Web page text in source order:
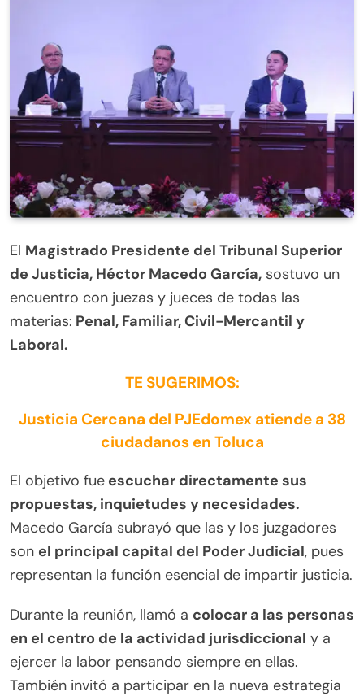
El Magistrado Presidente del Tribunal Superior
de Justicia, Héctor Macedo García, sostuvo un
encuentro con juezas y jueces de todas las
materias: Penal, Familiar, Civil-Mercantil y
Laboral.
TE SUGERIMOS:
Justicia Cercana del PJEdomex atiende a 38
ciudadanos en Toluca
El objetivo fue escuchar directamente sus
propuestas, inquietudes y necesidades.
Macedo García subrayó que las y los juzgadores
son el principal capital del Poder Judicial, pues
representan la función esencial de impartir justicia.
Durante la reunión, llamó a colocar a las personas
en el centro de la actividad jurisdiccional y a
ejercer la labor pensando siempre en ellas.
También invitó a participar en la nueva estrategia